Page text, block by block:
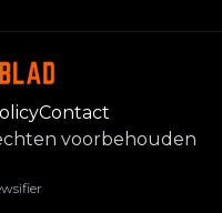
Contact
voorbehouden